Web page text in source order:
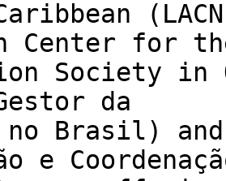
Center for
Society in
da
Brasil) and
e